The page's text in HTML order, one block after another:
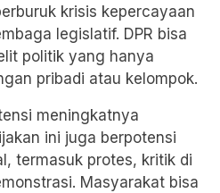
krisis kepercayaan
legislatif. DPR bisa
politik yang hanya
pribadi atau kelompok.
meningkatnya
ini juga berpotensi
termasuk protes, kritik di
Masyarakat bisa